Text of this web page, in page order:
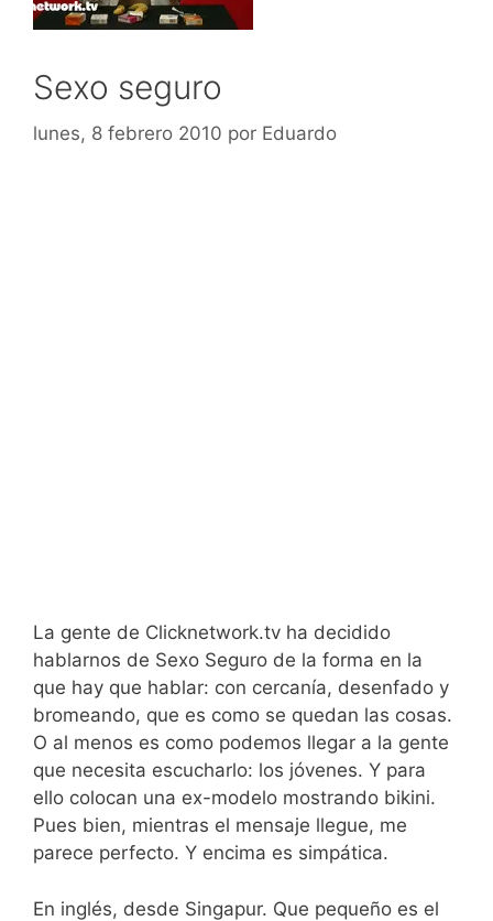
Sexo seguro
lunes, 8 febrero 2010 por Eduardo
La gente de Clicknetwork.tv ha decidido
hablarnos de Sexo Seguro de la forma en la
que hay que hablar: con cercanía, desenfado y
bromeando, que es como se quedan las cosas.
O al menos es como podemos llegar a la gente
que necesita escucharlo: los jóvenes. Y para
ello colocan una ex-modelo mostrando bikini.
Pues bien, mientras el mensaje llegue, me
parece perfecto. Y encima es simpática.
En inglés, desde Singapur. Que pequeño es el